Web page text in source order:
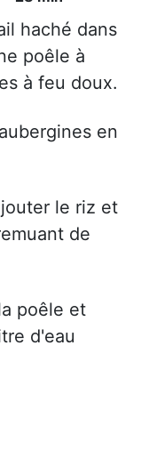
haché dans
poêle à
à feu doux.
en
le riz et
de
poêle et
d'eau